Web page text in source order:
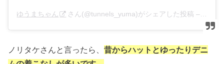
ゆうまちゃん さん(@tunnels_yuma)がシェアした投稿 –
ノリタケさんと言ったら、昔からハットとゆったりデニ